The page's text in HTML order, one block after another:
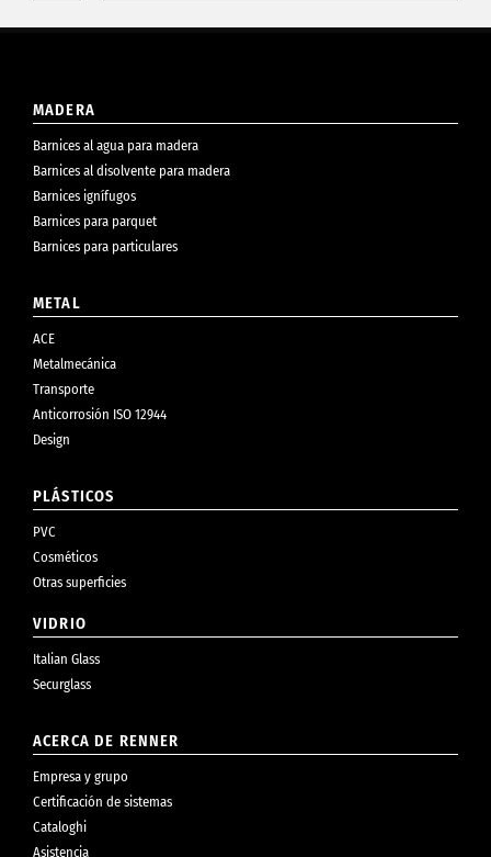
MADERA
Barnices al agua para madera
Barnices al disolvente para madera
Barnices ignífugos
Barnices para parquet
Barnices para particulares
METAL
ACE
Metalmecánica
Transporte
Anticorrosión ISO 12944
Design
PLÁSTICOS
PVC
Cosméticos
Otras superficies
VIDRIO
Italian Glass
Securglass
ACERCA DE RENNER
Empresa y grupo
Certificación de sistemas
Cataloghi
Asistencia